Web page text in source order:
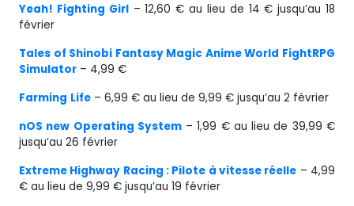
Yeah! Fighting Girl– 12,60 € au lieu de 14 € jusqu’au 18
février
Tales of Shinobi Fantasy Magic Anime World FightRPG
Simulator – 4,99 €
Farming Life – 6,99 € au lieu de 9,99 € jusqu’au 2 février
nOS new Operating System– 1,99 € au lieu de 39,99 €
jusqu’au 26 février
Extreme Highway Racing : Pilote à vitesse réelle – 4,99
€ au lieu de 9,99 € jusqu’au 19 février